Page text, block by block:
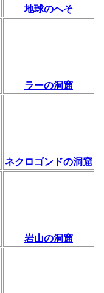
地球のへそ
ラーの洞窟
ネクロゴンドの洞窟
岩山の洞窟